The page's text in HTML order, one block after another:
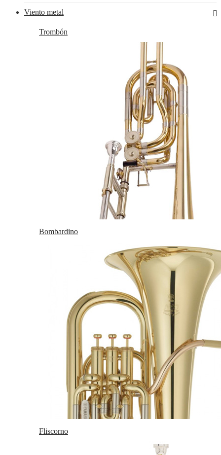
Viento metal
Trombón
Bombardino
Fliscorno